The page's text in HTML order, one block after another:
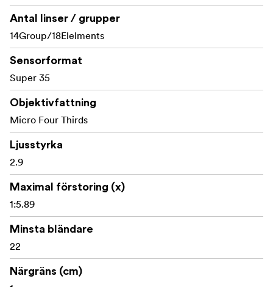
Antal linser / grupper
14Group/18Elelments
Sensorformat
Super 35
Objektivfattning
Micro Four Thirds
Ljusstyrka
2.9
Maximal förstoring (x)
1:5.89
Minsta bländare
22
Närgräns (cm)